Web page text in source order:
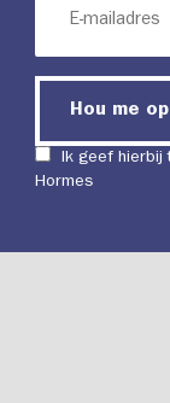
Hou me
Ik geef hierbij
Hormes